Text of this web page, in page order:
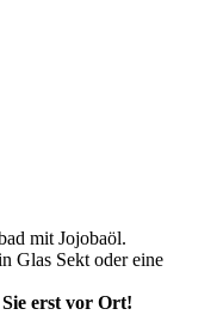
mit Jojobaöl.
Glas Sekt oder eine
erst vor Ort!